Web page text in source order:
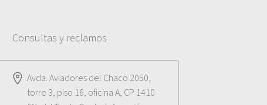
Consultas y reclamos
Avda. Aviadores del Chaco 2050,
torre 3, piso 16, oficina A, CP 1410